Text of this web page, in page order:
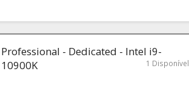
Professional - Dedicated - Intel i9-
10900K
1 Disponível